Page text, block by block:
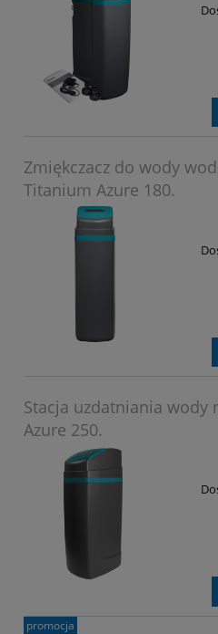
Zmiękczacz do wody
Titanium Azure 180.
Stacja uzdatniania wody
Azure 250.
promocja